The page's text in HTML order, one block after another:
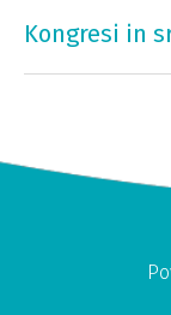
Kongresi in